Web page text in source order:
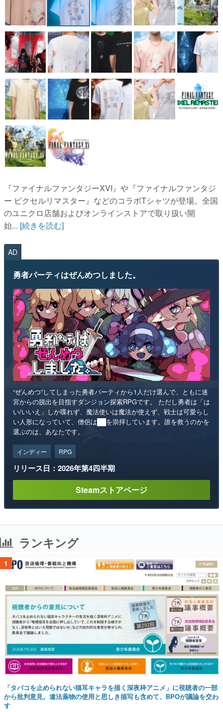
『ファイナルファンタジーXVI』や『ファイナルファンタジ
ー ピクセルリマスター』などのコラボTシャツが登場。全国
のユニクロ店舗およびオンラインストアで取り扱い開
始... [続きを読む]
AD
勇者パーティはぜんめつしました。
“ぜんめつ”してしまった勇者パーティから1人だけ選んで、ともに迷
宮からの脱出を目指すダンジョン探索RPGです。 ただし勇者は「は
い/いいえ」しか喋れず、魔法使いは魔法が使えず、戦士は可愛らし
い人形になっていて、僧侶は██を崇拝しています。誰を救うのかを
選ぶのは、あなたです。
インディー RPG
リリース日：2026年第4四半期
Steamストアページ
ランキング
1
「タバコを止められない猫耳キャラを描く深夜枠アニメ」に視聴者の一部
から批判意見。違法薬物の使用と思しき描写も含めて、BPOが議論を交わ
す